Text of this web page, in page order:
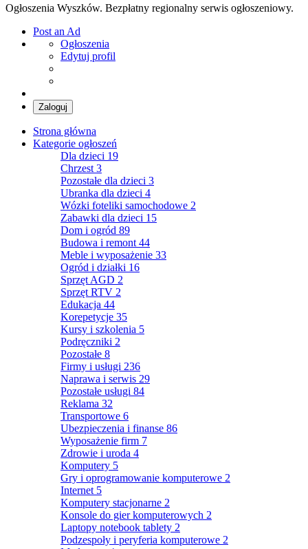
Ogłoszenia Wyszków. Bezpłatny regionalny serwis ogłoszeniowy.
Post an Ad
Ogłoszenia
Edytuj profil
Zaloguj
Strona główna
Kategorie ogłoszeń
Dla dzieci 19
Chrzest 3
Pozostałe dla dzieci 3
Ubranka dla dzieci 4
Wózki foteliki samochodowe 2
Zabawki dla dzieci 15
Dom i ogród 89
Budowa i remont 44
Meble i wyposażenie 33
Ogród i działki 16
Sprzęt AGD 2
Sprzęt RTV 2
Edukacja 44
Korepetycje 35
Kursy i szkolenia 5
Podręczniki 2
Pozostałe 8
Firmy i usługi 236
Naprawa i serwis 29
Pozostałe usługi 84
Reklama 32
Transportowe 6
Ubezpieczenia i finanse 86
Wyposażenie firm 7
Zdrowie i uroda 4
Komputery 5
Gry i oprogramowanie komputerowe 2
Internet 5
Komputery stacjonarne 2
Konsole do gier komputerowych 2
Laptopy notebook tablety 2
Podzespoły i peryferia komputerowe 2